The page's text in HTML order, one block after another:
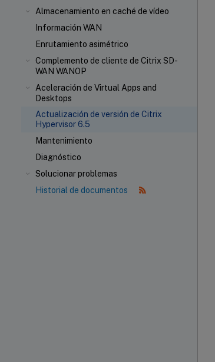
Almacenamiento en caché de vídeo
Información WAN
Enrutamiento asimétrico
Complemento de cliente de Citrix SD-
WAN WANOP
Aceleración de Virtual Apps and
Desktops
Actualización de versión de Citrix
Hypervisor 6.5
Mantenimiento
Diagnóstico
Solucionar problemas
Historial de documentos